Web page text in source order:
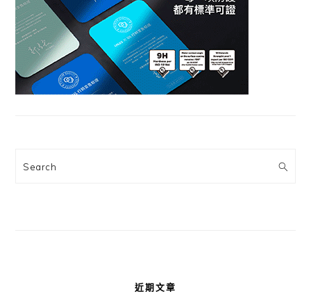
Search
近期文章